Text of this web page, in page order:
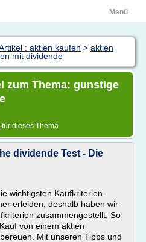
Menü
: aktien kaufen > aktien
mit dividende
zum Thema: gunstige
für dieses Thema
dividende Test - Die
wichtigsten Kaufkriterien.
erleiden, deshalb haben wir
zusammengestellt. So
von einem aktien
Mit unseren Tipps und